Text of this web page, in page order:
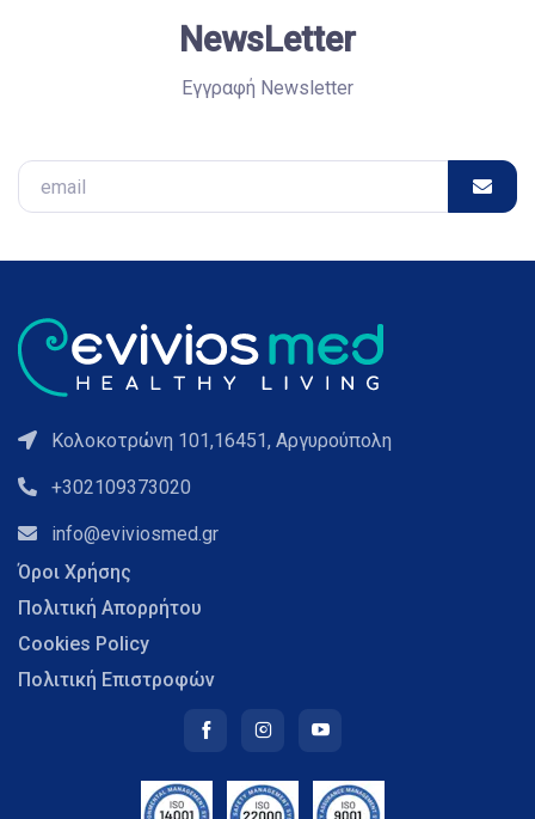
NewsLetter
Εγγραφή Newsletter
Κολοκοτρώνη 101,16451, Αργυρούπολη
+302109373020
info@eviviosmed.gr
Όροι Χρήσης
Πολιτική Απορρήτου
Cookies Policy
Πολιτική Επιστροφών